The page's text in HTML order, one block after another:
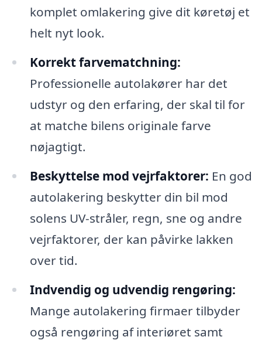
komplet omlakering give dit køretøj et
helt nyt look.
Korrekt farvematchning:
Professionelle autolakører har det
udstyr og den erfaring, der skal til for
at matche bilens originale farve
nøjagtigt.
Beskyttelse mod vejrfaktorer: En god
autolakering beskytter din bil mod
solens UV-stråler, regn, sne og andre
vejrfaktorer, der kan påvirke lakken
over tid.
Indvendig og udvendig rengøring:
Mange autolakering firmaer tilbyder
også rengøring af interiøret samt